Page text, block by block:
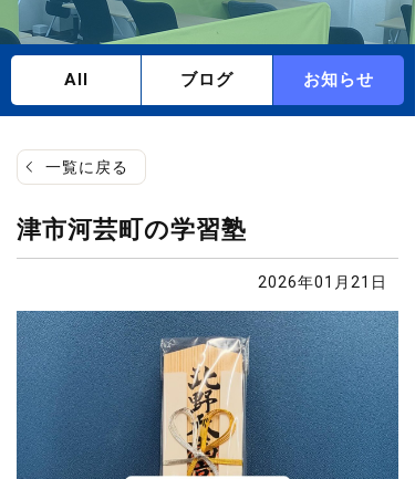
All ブログ お知らせ
一覧に戻る
津市河芸町の学習塾
2026年01月21日